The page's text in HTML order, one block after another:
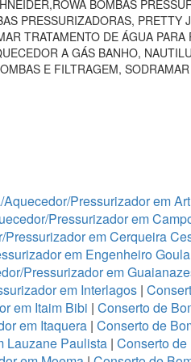
BOMBAS
PRESSURIZADORAS, PRETTY
TRATAMENTO DE ÁGUA PARA
A GÁS BANHO,
E FILTRAGEM,
Pressurizador em
Pressurizador em
em Cerqueira
em Engenheiro
Pressurizador em
em Interlagos |
em Itaim Bibi | Conserto de
em Itaquera | Conserto de
Lauzane Paulista | Conserto